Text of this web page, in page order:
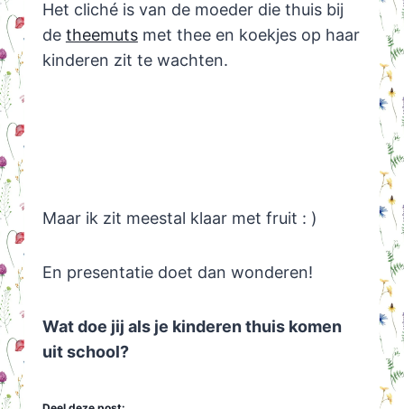
Het cliché is van de moeder die thuis bij
de theemutsmet thee en koekjes op haar
kinderen zit te wachten.
Maar ik zit meestal klaar met fruit : )
En presentatie doet dan wonderen!
Wat doe jij als je kinderen thuis komen
uit school?